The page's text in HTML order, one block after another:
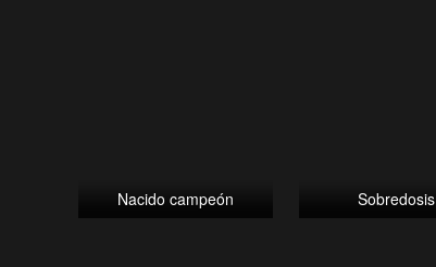
Nacido campeón Sobredosis